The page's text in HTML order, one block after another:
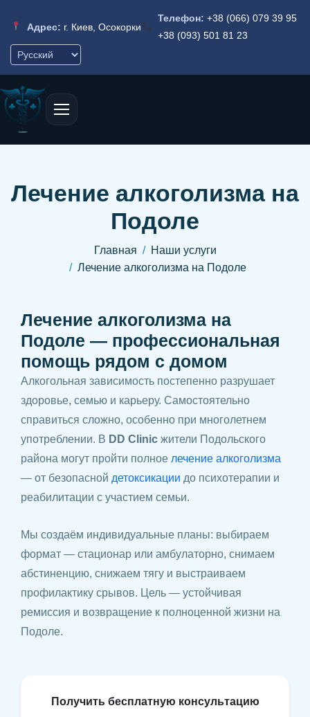
Адрес: г. Киев, Осокорки
Телефон: +38 (066) 079 39 95
+38 (093) 501 81 23
Лечение алкоголизма на
Подоле
Главная
Наши услуги
Лечение алкоголизма на Подоле
Лечение алкоголизма на
Подоле — профессиональная
помощь рядом с домом
Алкогольная зависимость постепенно разрушает
здоровье, семью и карьеру. Самостоятельно
справиться сложно, особенно при многолетнем
употреблении. В DD Clinic жители Подольского
района могут пройти полное лечение алкоголизма
— от безопасной детоксикации до психотерапии и
реабилитации с участием семьи.
Мы создаём индивидуальные планы: выбираем
формат — стационар или амбулаторно, снимаем
абстиненцию, снижаем тягу и выстраиваем
профилактику срывов. Цель — устойчивая
ремиссия и возвращение к полноценной жизни на
Подоле.
Получить бесплатную консультацию